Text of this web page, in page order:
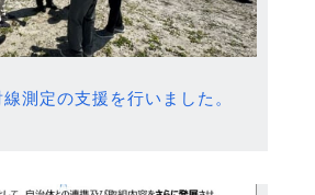
測定の支援を行いました。